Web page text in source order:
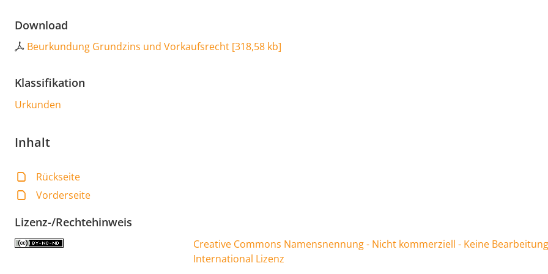
Download
Beurkundung Grundzins und Vorkaufsrecht [318,58 kb]
Klassifikation
Urkunden
Inhalt
Rückseite
Vorderseite
Lizenz-/Rechtehinweis
Creative Commons Namensnennung - Nicht kommerziell - Keine
International Lizenz